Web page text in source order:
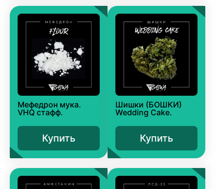
Мефедрон мука.
VHQ стафф.
Купить
Шишки (БОШКИ)
Wedding Cake.
Купить